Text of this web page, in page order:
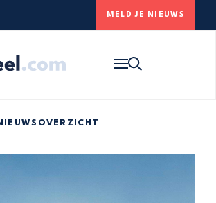
MELD JE NIEUWS
ONS DORP
zoekbalk om de website te